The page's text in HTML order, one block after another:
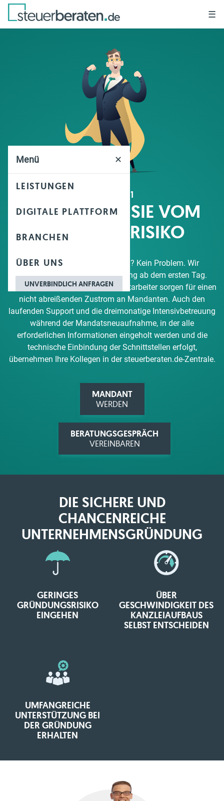
Menü ✕
LEISTUNGEN
DIGITALE PLATTFORM
BRANCHEN
ÜBER UNS
UNVERBINDLICH ANFRAGEN
☰
GRUND 1
PROFITIEREN SIE VOM
GERINGEN RISIKO
Ihnen fehlen noch Mandanten? Kein Problem. Wir
kümmern uns um eine Auslastung ab dem ersten Tag.
Unsere Marketing- und Vertriebsmitarbeiter sorgen für einen
nicht abreißenden Zustrom an Mandanten. Auch den
laufenden Support und die dreimonatige Intensivbetreuung
während der Mandatsneuaufnahme, in der alle
erforderlichen Informationen eingeholt werden und die
technische Einbindung der Schnittstellen erfolgt,
übernehmen Ihre Kollegen in der steuerberaten.de-Zentrale.
MANDANT
WERDEN
BERATUNGSGESPRÄCH
VEREINBAREN
DIE SICHERE UND
CHANCENREICHE
UNTERNEHMENSGRÜNDUNG
GERINGES
GRÜNDUNGSRISIKO
EINGEHEN
ÜBER
GESCHWINDIGKEIT DES
KANZLEIAUFBAUS
SELBST ENTSCHEIDEN
UMFANGREICHE
UNTERSTÜTZUNG BEI
DER GRÜNDUNG
ERHALTEN